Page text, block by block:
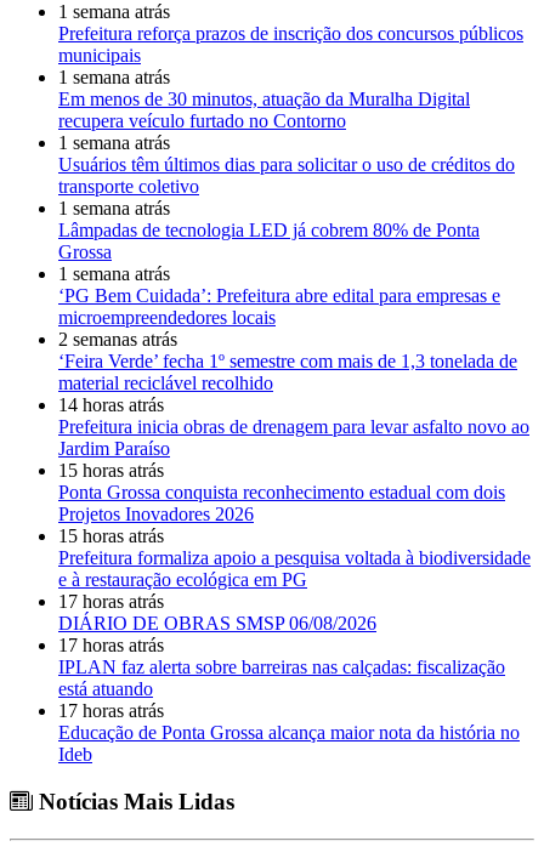
1 semana atrás
Prefeitura reforça prazos de inscrição dos concursos públicos
municipais
1 semana atrás
Em menos de 30 minutos, atuação da Muralha Digital
recupera veículo furtado no Contorno
1 semana atrás
Usuários têm últimos dias para solicitar o uso de créditos do
transporte coletivo
1 semana atrás
Lâmpadas de tecnologia LED já cobrem 80% de Ponta
Grossa
1 semana atrás
‘PG Bem Cuidada’: Prefeitura abre edital para empresas e
microempreendedores locais
2 semanas atrás
‘Feira Verde’ fecha 1º semestre com mais de 1,3 tonelada de
material reciclável recolhido
14 horas atrás
Prefeitura inicia obras de drenagem para levar asfalto novo ao
Jardim Paraíso
15 horas atrás
Ponta Grossa conquista reconhecimento estadual com dois
Projetos Inovadores 2026
15 horas atrás
Prefeitura formaliza apoio a pesquisa voltada à biodiversidade
e à restauração ecológica em PG
17 horas atrás
DIÁRIO DE OBRAS SMSP 06/08/2026
17 horas atrás
IPLAN faz alerta sobre barreiras nas calçadas: fiscalização
está atuando
17 horas atrás
Educação de Ponta Grossa alcança maior nota da história no
Ideb
Notícias Mais Lidas